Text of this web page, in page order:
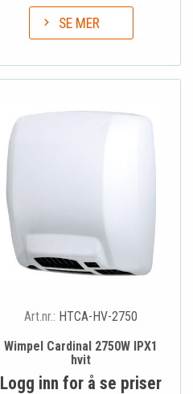
SE MER
Art.nr.: HTCA-HV-2750
Wimpel Cardinal 2750W IPX1
hvit
Logg inn for å se priser